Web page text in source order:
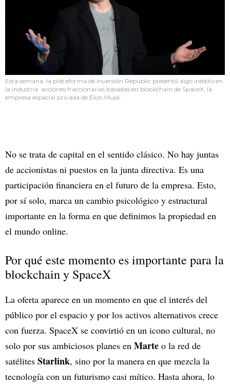
Esta semana, la plataforma de inversión Republic presentó algo inédito en
la industria: acciones fraccionarias basadas en blockchain de SpaceX, la
empresa espacial privada de Elon Musk.
No se trata de capital en el sentido clásico. No hay juntas
de accionistas ni puestos en la junta directiva. Es una
participación financiera en el futuro de la empresa. Esto,
por sí solo, marca un cambio psicológico y estructural
importante en la forma en que definimos la propiedad en
el mundo online.
Por qué este momento es importante para la
blockchain y SpaceX
La oferta aparece en un momento en que el interés del
público por el espacio y por los activos alternativos crece
con fuerza. SpaceX se convirtió en un icono cultural, no
solo por sus ambiciosos planes en Marte o la red de
satélites Starlink, sino por la manera en que mezcla la
tecnología con un futurismo casi mítico. Hasta ahora, lo